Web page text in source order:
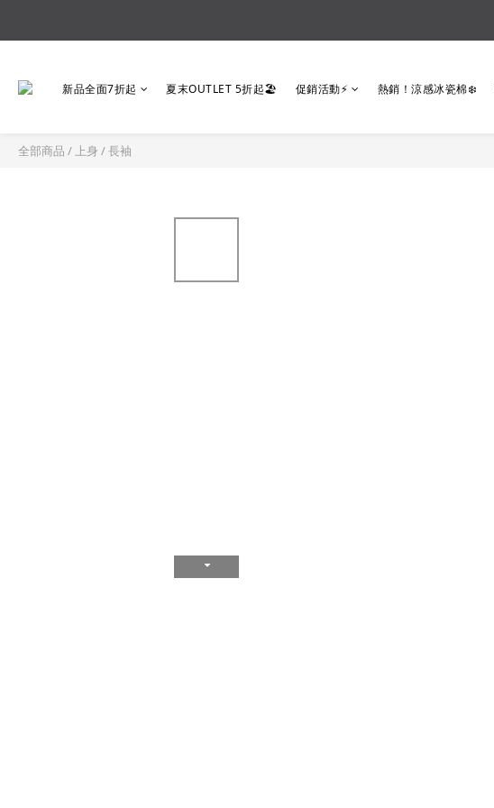
新品全面7折起 夏末OUTLET 5折起🏖️ 促銷活動⚡ 熱銷！涼感冰瓷棉❄️
全部商品 / 上身 /長袖